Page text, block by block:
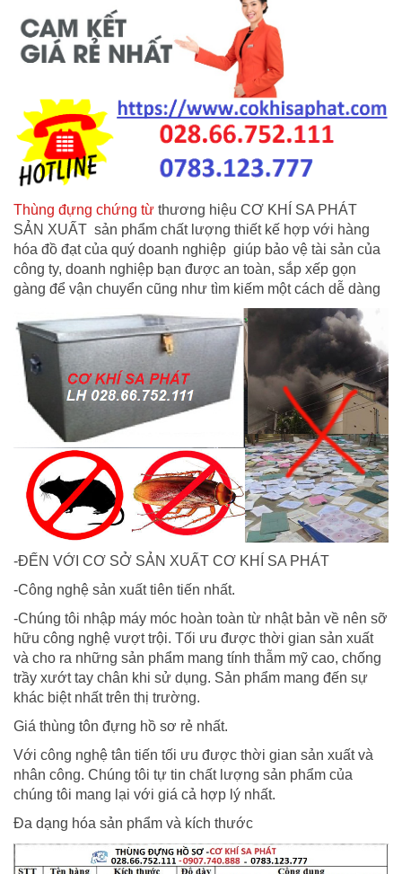
Thùng đựng chứng từ thương hiệu CƠ KHÍ SA PHÁT
SẢN XUẤT sản phẩm chất lượng thiết kế hợp với hàng
hóa đồ đạt của quý doanh nghiệp giúp bảo vệ tài sản của
công ty, doanh nghiệp bạn được an toàn, sắp xếp gọn
gàng để vận chuyển cũng như tìm kiếm một cách dễ dàng
-ĐẾN VỚI CƠ SỞ SẢN XUẤT CƠ KHÍ SA PHÁT
-Công nghệ sản xuất tiên tiến nhất.
-Chúng tôi nhập máy móc hoàn toàn từ nhật bản về nên sỡ
hữu công nghệ vượt trội. Tối ưu được thời gian sản xuất
và cho ra những sản phẩm mang tính thẫm mỹ cao, chống
trầy xướt tay chân khi sử dụng. Sản phẩm mang đến sự
khác biệt nhất trên thị trường.
Giá thùng tôn đựng hồ sơ rẻ nhất.
Với công nghệ tân tiến tối ưu được thời gian sản xuất và
nhân công. Chúng tôi tự tin chất lượng sản phẩm của
chúng tôi mang lại với giá cả hợp lý nhất.
Đa dạng hóa sản phẩm và kích thước